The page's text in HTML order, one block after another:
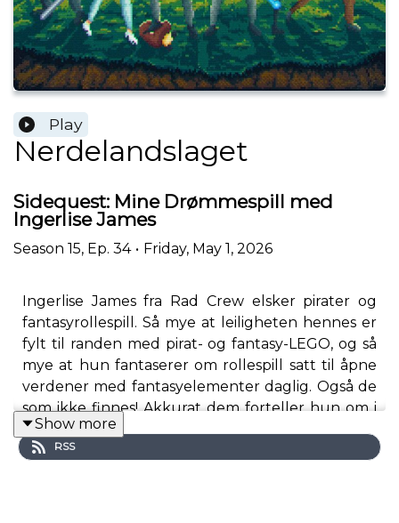
Play
Nerdelandslaget
Sidequest: Mine Drømmespill med
Ingerlise James
Season 15, Ep. 34 • Friday, May 1, 2026
Ingerlise James fra Rad Crew elsker pirater og
fantasyrollespill. Så mye at leiligheten hennes er
fylt til randen med pirat- og fantasy-LEGO, og så
mye at hun fantaserer om rollespill satt til åpne
verdener med fantasyelementer daglig. Også de
som ikke finnes! Akkurat dem forteller hun om i
ukas episode av Sidequest. God helg!
Show more
RSS